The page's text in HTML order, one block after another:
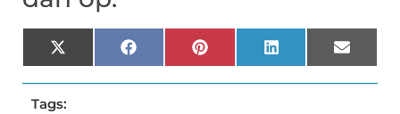
X
(Twitter)
FacebookPinterestLinkedInEmail
Tags: